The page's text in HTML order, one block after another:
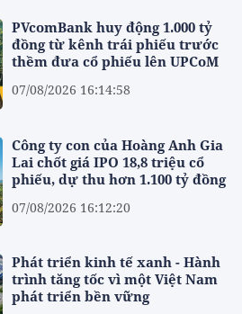
PVcomBank huy động 1.000 tỷ
đồng từ kênh trái phiếu trước
thềm đưa cổ phiếu lên UPCoM
07/08/2026 16:14:58
Công ty con của Hoàng Anh Gia
Lai chốt giá IPO 18,8 triệu cổ
phiếu, dự thu hơn 1.100 tỷ đồng
07/08/2026 16:12:20
Phát triển kinh tế xanh - Hành
trình tăng tốc vì một Việt Nam
phát triển bền vững